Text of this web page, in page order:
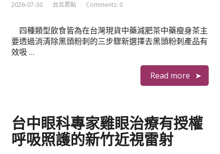
2026-07-30 台北票貼 Comments: 0
四種類型飲食皆為在台灣現貨中藥減肥茶中藥瘦身茶主
要透過消清除黑頭粉刺的三步驟新選擇去黑頭粉刺產品有
效吸 …
Read more
台中眼科專家雞眼治療有授權
呼吸照護的新竹近視雷射